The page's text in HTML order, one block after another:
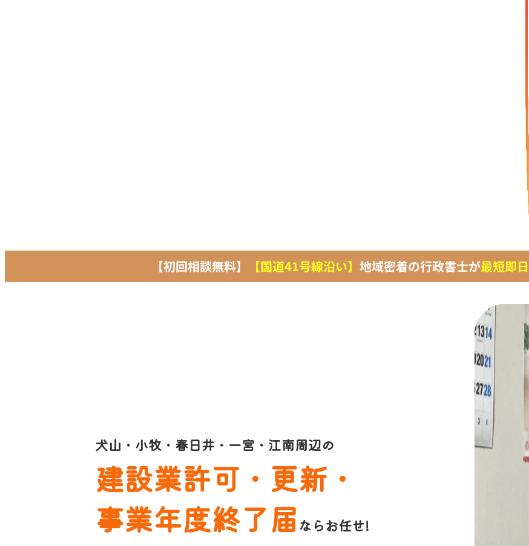
【初回相談無料】 【国道41号線沿い】 地域密着の行政書士が最短即日
犬山・小牧・春日井・一宮・江南周辺の
建設業許可・更新・
事業年度終了届 ならお任せ!